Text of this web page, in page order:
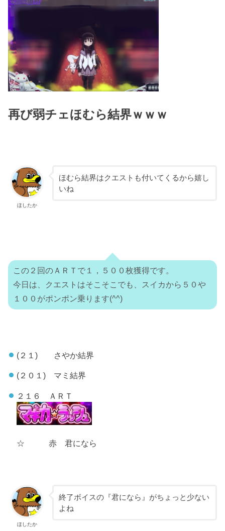
再び弱チェほむら結界ｗｗｗ
ほしたか
ほむら結界はクエストも付いてくるから嬉し
いね
この２回のＡＲＴで１，５００枚獲得です。
今日は、クエストはそこそこでも、スイカから５０や
１００がポンポン乗ります(^^)
(２１) さやか結界
(２０１) マミ結界
２１６ ＡＲＴ
☆ 赤 君になら
ほしたか
終了ボイスの『君になら』がちょっと少ない
よね